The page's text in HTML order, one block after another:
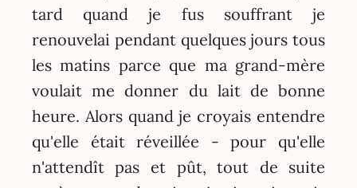
tard quand je fus souffrant je
renouvelai pendant quelques jours tous
les matins parce que ma grand-mère
voulait me donner du lait de bonne
heure. Alors quand je croyais entendre
qu'elle était réveillée - pour qu'elle
n'attendît pas et pût, tout de suite